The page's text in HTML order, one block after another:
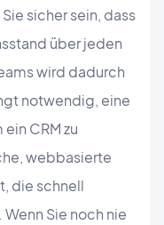
sicher sein, dass
über jeden
wird dadurch
notwendig, eine
CRM zu
webbasierte
die schnell
Sie noch nie